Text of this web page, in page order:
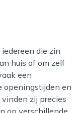
huis of om zelf
een
openingstijden en
zij precies
op verschillende